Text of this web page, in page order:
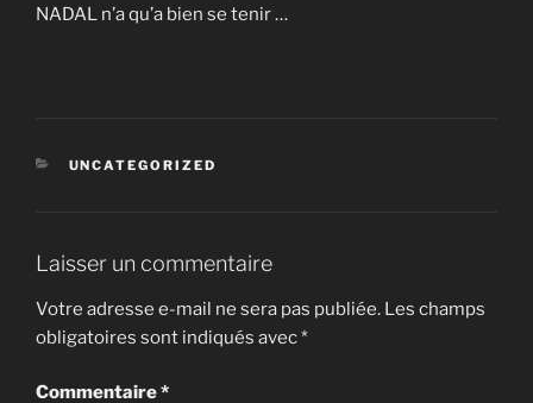
NADAL n’a qu’a bien se tenir …
CATÉGORIES
UNCATEGORIZED
Laisser un commentaire
Votre adresse e-mail ne sera pas publiée. Les champs
obligatoires sont indiqués avec*
Commentaire*